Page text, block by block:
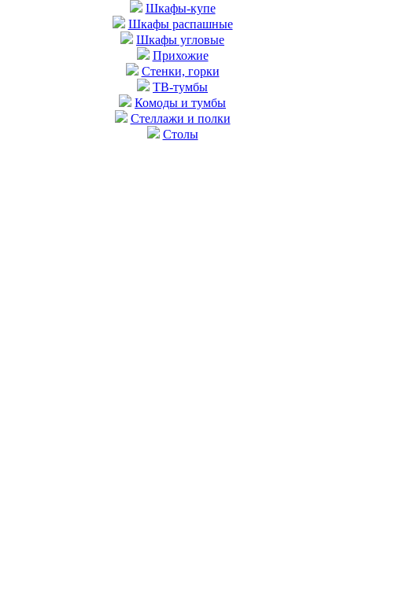
Шкафы-купе
Шкафы распашные
Шкафы угловые
Прихожие
Стенки, горки
ТВ-тумбы
Комоды и тумбы
Стеллажи и полки
Столы